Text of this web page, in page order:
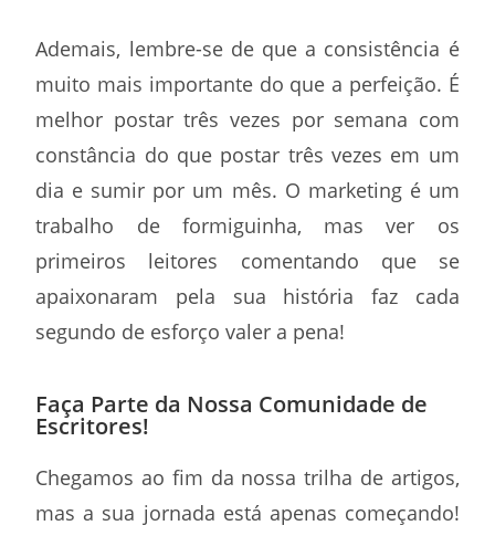
Ademais, lembre-se de que a consistência é
muito mais importante do que a perfeição. É
melhor postar três vezes por semana com
constância do que postar três vezes em um
dia e sumir por um mês. O marketing é um
trabalho de formiguinha, mas ver os
primeiros leitores comentando que se
apaixonaram pela sua história faz cada
segundo de esforço valer a pena!
Faça Parte da Nossa Comunidade de
Escritores!
Chegamos ao fim da nossa trilha de artigos,
mas a sua jornada está apenas começando!